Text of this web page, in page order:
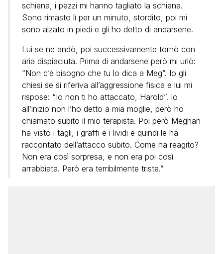
schiena, i pezzi mi hanno tagliato la schiena.
Sono rimasto lì per un minuto, stordito, poi mi
sono alzato in piedi e gli ho detto di andarsene.
Lui se ne andò, poi successivamente tornò con
aria dispiaciuta. Prima di andarsene però mi urlò:
“Non c’è bisogno che tu lo dica a Meg”. Io gli
chiesi se si riferiva all’aggressione fisica e lui mi
rispose: “Io non ti ho attaccato, Harold”. Io
all’inizio non l’ho detto a mia moglie, però ho
chiamato subito il mio terapista. Poi però Meghan
ha visto i tagli, i graffi e i lividi e quindi le ha
raccontato dell’attacco subito. Come ha reagito?
Non era così sorpresa, e non era poi così
arrabbiata. Però era terribilmente triste.”